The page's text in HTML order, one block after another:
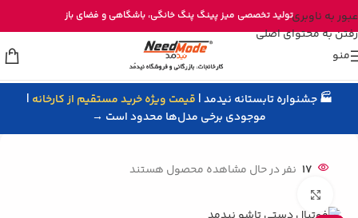
عبور به ناوبری
رفتن به محتوای اصلی
خرید مستقیم میز پینگ پنگ از تولیدی نیدمد
تولید تخصصی میز پینگ پنگ خانگی، باشگاهی و فضای باز
منو
🏭 جشنواره تابستانه نیدمد | قیمت ویژه خرید مستقیم از کارخانه |
موجودی برخی مدل‌ها محدود است →فوتبال دستی/میز فوتبال دستی
17 نفر در حال مشاهده محصول هستند